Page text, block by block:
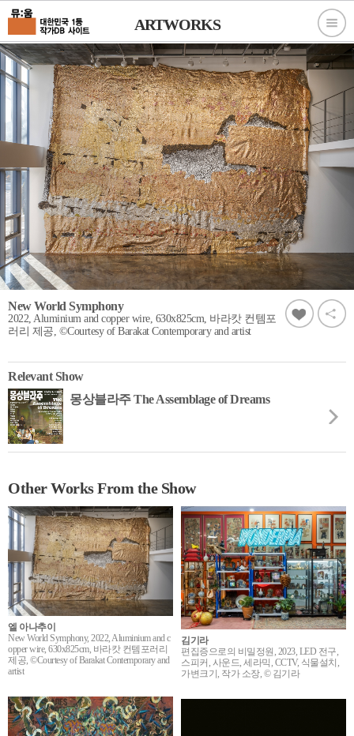
ARTWORKS
New World Symphony
2022, Aluminium and copper wire, 630x825cm, 바라캇 컨템포
러리 제공, ©Courtesy of Barakat Contemporary and artist
Relevant Show
몽상블라주 The Assemblage of Dreams
Other Works From the Show
엘 아나추이
New World Symphony, 2022, Aluminium and c
opper wire, 630x825cm, 바라캇 컨템포러리
제공, ©Courtesy of Barakat Contemporary and
artist
김기라
편집증으로의 비밀정원, 2023, LED 전구,
스피커, 사운드, 세라믹, CCTV, 식물설치,
가변크기, 작가 소장, © 김기라